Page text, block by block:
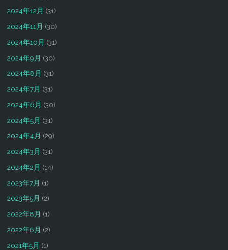
2024年12月 (31)
2024年11月 (30)
2024年10月 (31)
2024年9月 (30)
2024年8月 (31)
2024年7月 (31)
2024年6月 (30)
2024年5月 (31)
2024年4月 (29)
2024年3月 (31)
2024年2月 (14)
2023年7月 (1)
2023年5月 (2)
2022年8月 (1)
2022年6月 (2)
2021年5月 (1)